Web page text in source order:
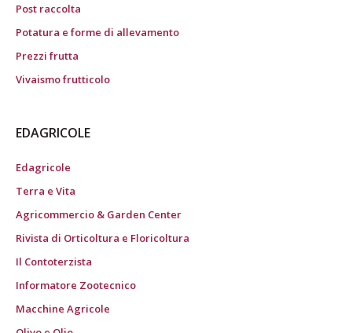
Post raccolta
Potatura e forme di allevamento
Prezzi frutta
Vivaismo frutticolo
EDAGRICOLE
Edagricole
Terra e Vita
Agricommercio & Garden Center
Rivista di Orticoltura e Floricoltura
Il Contoterzista
Informatore Zootecnico
Macchine Agricole